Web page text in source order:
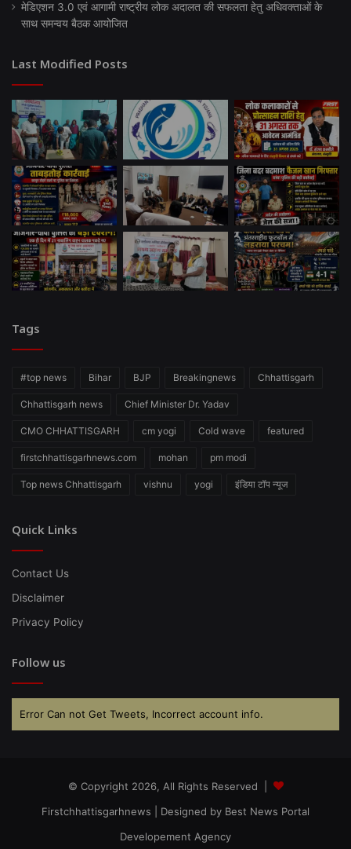
मेडिएशन 3.0 एवं आगामी राष्ट्रीय लोक अदालत की सफलता हेतु अधिवक्ताओं के
साथ समन्वय बैठक आयोजित
Last Modified Posts
Tags
#top news Bihar BJP Breakingnews Chhattisgarh
Chhattisgarh news Chief Minister Dr. Yadav
CMO CHHATTISGARH cm yogi Cold wave featured
firstchhattisgarhnews.com mohan pm modi
Top news Chhattisgarh vishnu yogi इंडिया टॉप न्यूज
Quick Links
Contact Us
Disclaimer
Privacy Policy
Follow us
Error Can not Get Tweets, Incorrect account info.
© Copyright 2026, All Rights Reserved |
Firstchhattisgarhnews | Designed by Best News Portal
Developement Agency